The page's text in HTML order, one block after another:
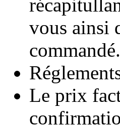
vous ainsi
commandé.
Le prix